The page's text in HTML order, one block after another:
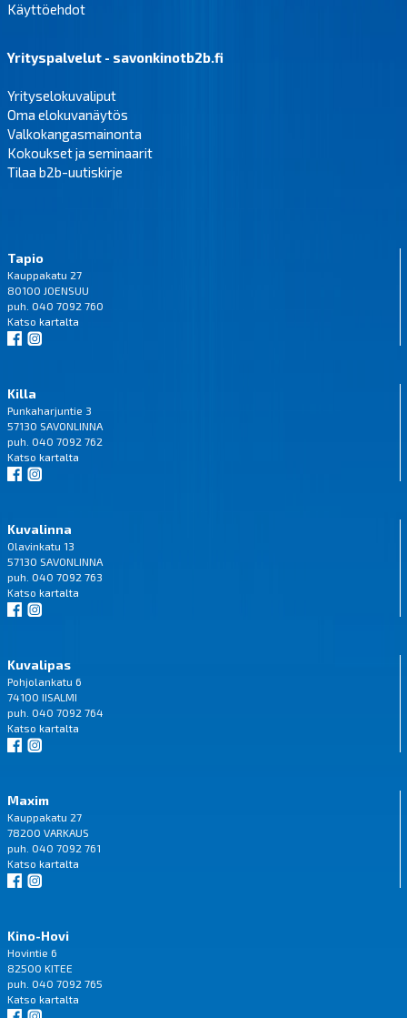
Käyttöehdot
Yrityspalvelut - savonkinotb2b.fi
Yrityselokuvaliput
Oma elokuvanäytös
Valkokangasmainonta
Kokoukset ja seminaarit
Tilaa b2b-uutiskirje
Tapio
Kauppakatu 27
80100 JOENSUU
puh. 040 7092 760
Katso kartalta
Killa
Punkaharjuntie 3
57130 SAVONLINNA
puh. 040 7092 762
Katso kartalta
Kuvalinna
Olavinkatu 13
57130 SAVONLINNA
puh. 040 7092 763
Katso kartalta
Kuvalipas
Pohjolankatu 6
74100 IISALMI
puh. 040 7092 764
Katso kartalta
Maxim
Kauppakatu 27
78200 VARKAUS
puh. 040 7092 761
Katso kartalta
Kino-Hovi
Hovintie 6
82500 KITEE
puh. 040 7092 765
Katso kartalta